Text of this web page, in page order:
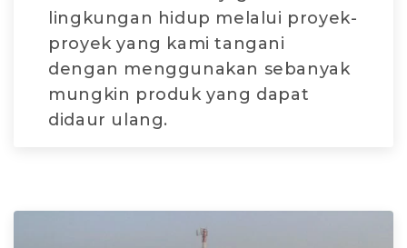
lingkungan hidup melalui proyek-
proyek yang kami tangani
dengan menggunakan sebanyak
mungkin produk yang dapat
didaur ulang.